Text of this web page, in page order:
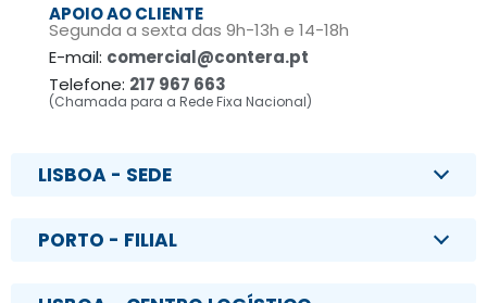
APOIO AO CLIENTE
Segunda a sexta das 9h-13h e 14-18h
E-mail: comercial@contera.pt
Telefone: 217 967 663
(Chamada para a Rede Fixa Nacional)
LISBOA - SEDE
PORTO - FILIAL